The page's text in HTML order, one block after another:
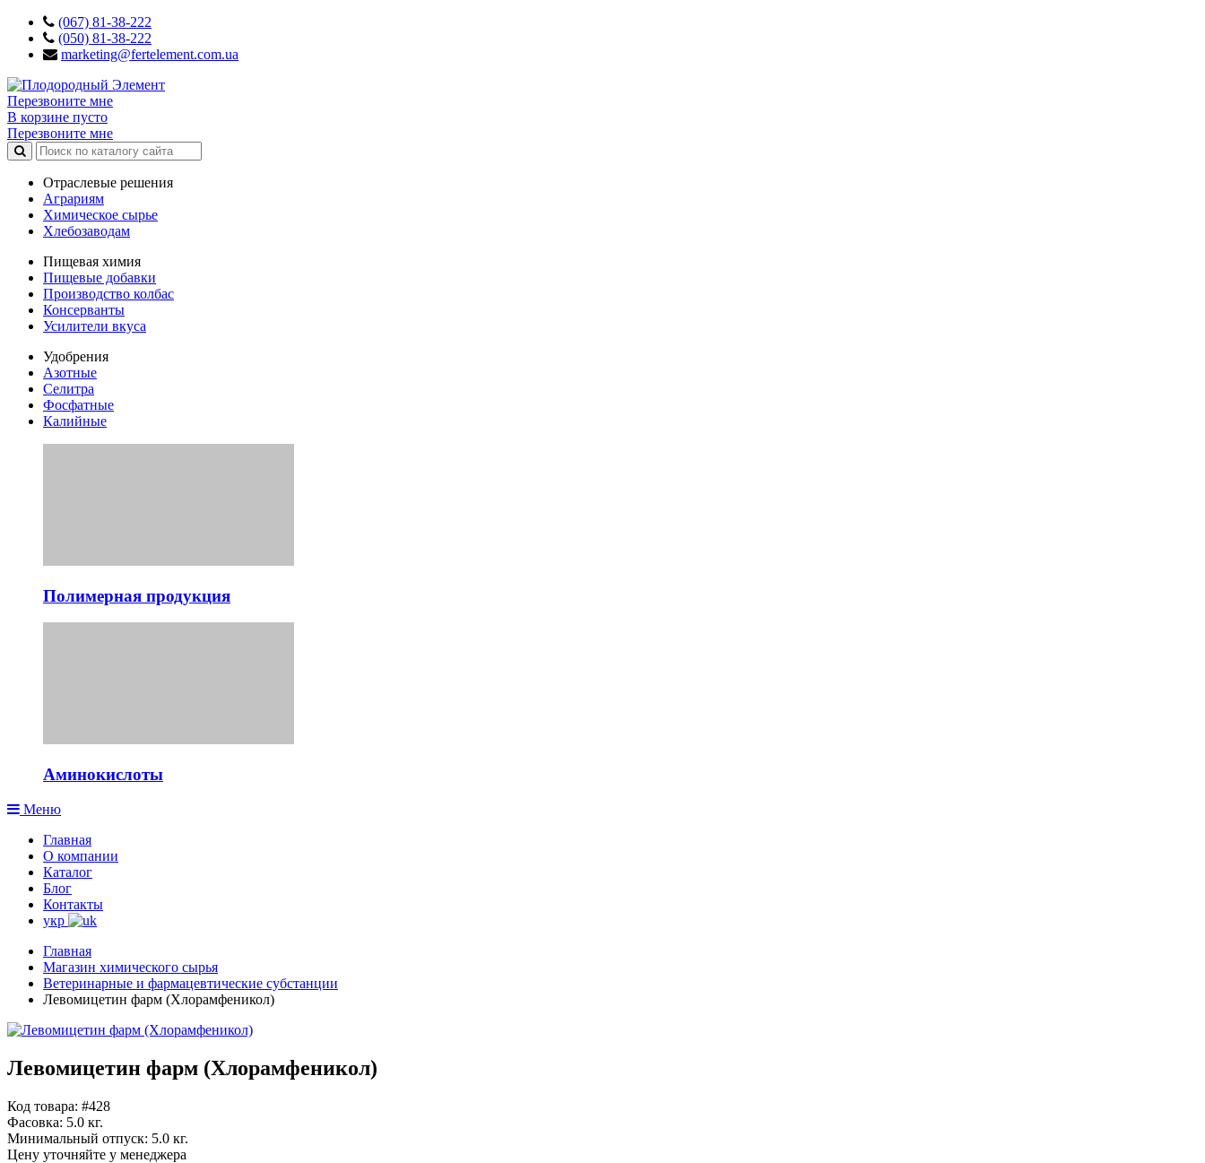
(067) 81-38-222
(050) 81-38-222
marketing@fertelement.com.ua
Перезвоните мне
В корзине пусто
Перезвоните мне
Отраслевые решения
Аграриям
Химическое сырье
Хлебозаводам
Пищевая химия
Пищевые добавки
Производство колбас
Консерванты
Усилители вкуса
Удобрения
Азотные
Селитра
Фосфатные
Калийные
Полимерная продукция
Аминокислоты
Меню
Главная
О компании
Каталог
Блог
Контакты
укр
Главная
Магазин химического сырья
Ветеринарные и фармацевтические субстанции
Левомицетин фарм (Хлорамфеникол)
Левомицетин фарм (Хлорамфеникол)
Код товара: #428
Фасовка: 5.0 кг.
Минимальный отпуск: 5.0 кг.
Цену уточняйте у менеджера